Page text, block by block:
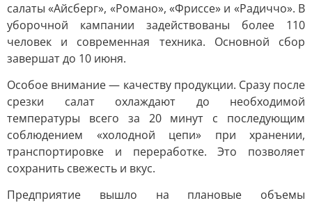
салаты «Айсберг», «Романо», «Фриссе» и «Радиччо». В
уборочной кампании задействованы более 110
человек и современная техника. Основной сбор
завершат до 10 июня.
Особое внимание — качеству продукции. Сразу после
срезки салат охлаждают до необходимой
температуры всего за 20 минут с последующим
соблюдением «холодной цепи» при хранении,
транспортировке и переработке. Это позволяет
сохранить свежесть и вкус.
Предприятие вышло на плановые объемы